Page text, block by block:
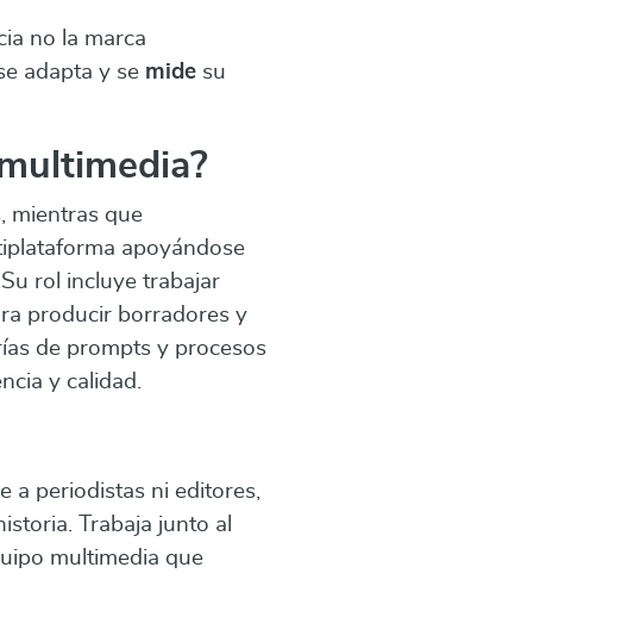
no la marca
adapta y se mide su
mientras que
apoyándose
rol incluye trabajar
producir borradores y
de prompts y procesos
y calidad.
a periodistas ni editores,
Trabaja junto al
multimedia que